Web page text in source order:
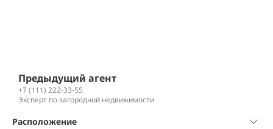
Предыдущий агент
+7 (111) 222-33-55
Эксперт по загородной недвижимости
Расположение